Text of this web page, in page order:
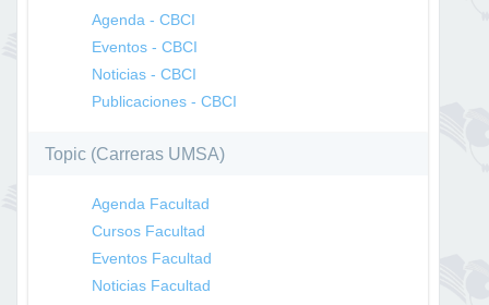
Agenda - CBCI
Eventos - CBCI
Noticias - CBCI
Publicaciones - CBCI
Topic (Carreras UMSA)
Agenda Facultad
Cursos Facultad
Eventos Facultad
Noticias Facultad